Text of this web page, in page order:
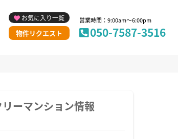
お気に入り一覧
物件リクエスト
営業時間：9:00am～6:00pm
050-7587-3516
ーマンション情報